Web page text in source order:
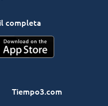
completa
Tiempo3.com